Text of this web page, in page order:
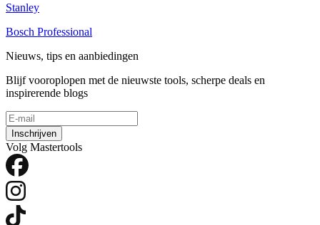
Stanley
Bosch Professional
Nieuws, tips en aanbiedingen
Blijf vooroplopen met de nieuwste tools, scherpe deals en
inspirerende blogs
Inschrijven
Volg Mastertools